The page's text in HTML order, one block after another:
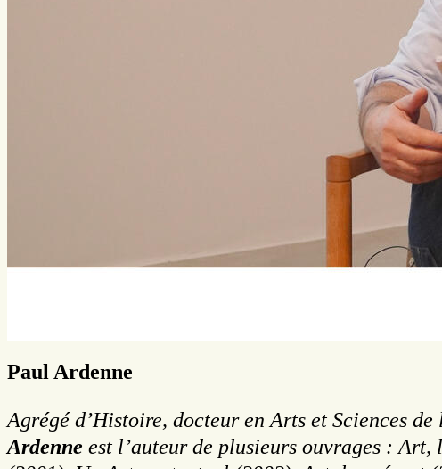
Paul Ardenne
Agrégé d’Histoire, docteur en Arts et Sciences
Ardenne est l’auteur de plusieurs ouvrages : Art,